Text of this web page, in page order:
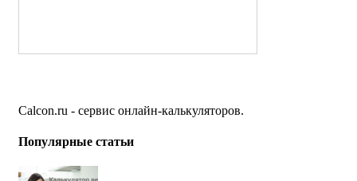
Calcon.ru - сервис онлайн-калькуляторов.
Популярные статьи